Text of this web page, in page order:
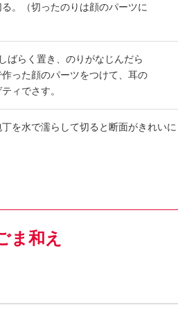
。（切ったのりは顔のパーツに
ばらく置き、のりがなじんだら
った顔のパーツをつけて、耳の
ィでさす。
を水で濡らして切ると断面がきれいに
ま和え